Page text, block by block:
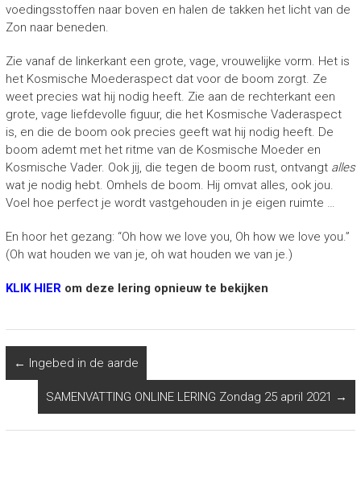
voedingsstoffen naar boven en halen de takken het licht van de
Zon naar beneden.
Zie vanaf de linkerkant een grote, vage, vrouwelijke vorm. Het is
het Kosmische Moederaspect dat voor de boom zorgt. Ze
weet precies wat hij nodig heeft. Zie aan de rechterkant een
grote, vage liefdevolle figuur, die het Kosmische Vaderaspect
is, en die de boom ook precies geeft wat hij nodig heeft. De
boom ademt met het ritme van de Kosmische Moeder en
Kosmische Vader. Ook jij, die tegen de boom rust, ontvangt alles
wat je nodig hebt. Omhels de boom. Hij omvat alles, ook jou.
Voel hoe perfect je wordt vastgehouden in je eigen ruimte …
En hoor het gezang: “Oh how we love you, Oh how we love you.”
(Oh wat houden we van je, oh wat houden we van je.)
KLIK HIERom deze lering opnieuw te bekijken
← Ingebed in de aarde
SAMENVATTING ONLINE LERING Zondag 25 april 2021 →